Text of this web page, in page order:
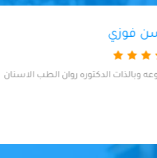
قمه الزوق والدكتور